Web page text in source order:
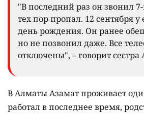
"В последний раз он звонил 7-
тех пор пропал. 12 сентября
день рождения. Он ранее
но не позвонил даже. Все
отключены", – говорит
В Алматы Азамат проживает
работал в последнее время,